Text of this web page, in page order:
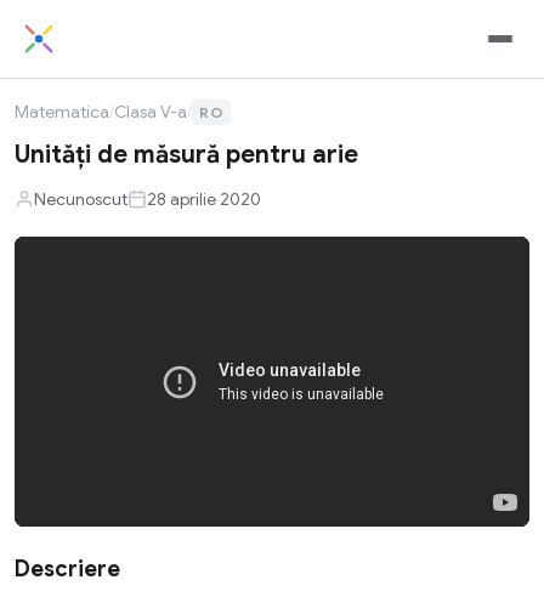
Matematica/Clasa V-a/ RO
Unităţi de măsură pentru arie
Necunoscut 28 aprilie 2020
Descriere